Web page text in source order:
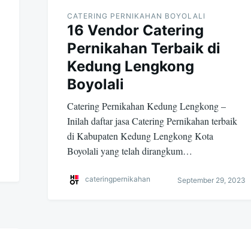
CATERING PERNIKAHAN BOYOLALI
16 Vendor Catering
Pernikahan Terbaik di
Kedung Lengkong
Boyolali
Catering Pernikahan Kedung Lengkong –
Inilah daftar jasa Catering Pernikahan terbaik
di Kabupaten Kedung Lengkong Kota
Boyolali yang telah dirangkum…
cateringpernikahan September 29, 2023